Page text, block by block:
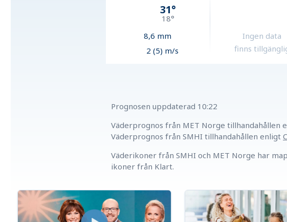
31°
18°
8,6 mm
2 (5) m/s
Ingen data
finns
Prognosen uppdaterad 10:22
Väderprognos från MET Norge tillhandahållen
Väderprognos från SMHI tillhandahållen enligt
Väderikoner från SMHI och MET Norge har
ikoner från Klart.